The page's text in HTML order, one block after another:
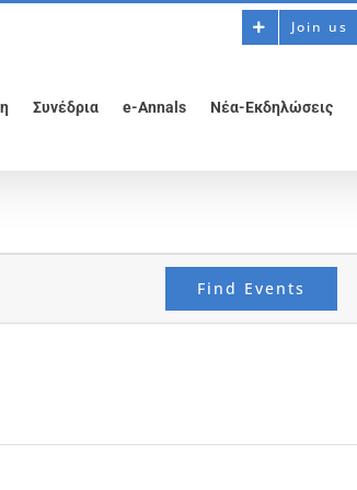
Join us
Συνέδρια e-Annals Νέα-Εκδηλώσεις
Find Events